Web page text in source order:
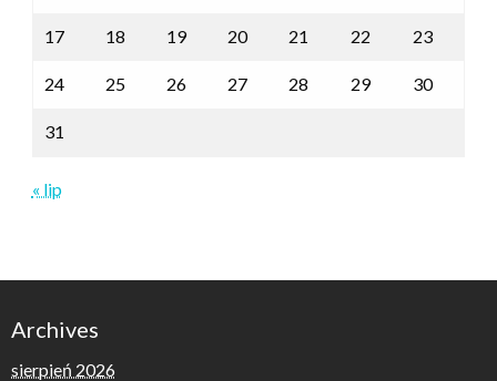
17 18 19 20 21 22 23
24 25 26 27 28 29 30
31
« lip
Archives
sierpień 2026